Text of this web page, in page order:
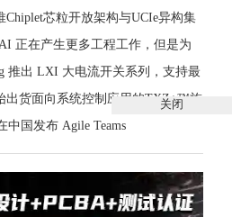
Chiplet芯粒开放架构与UCIe异构集
车产业生态智能化进程
正在产生更多工程工作，但是为
进展并没有更快？
推出 LXI 大电流开关系列，支持最
信号
出货面向系统控制应用的TXZ+™族
中国发布 Agile Teams
关闭